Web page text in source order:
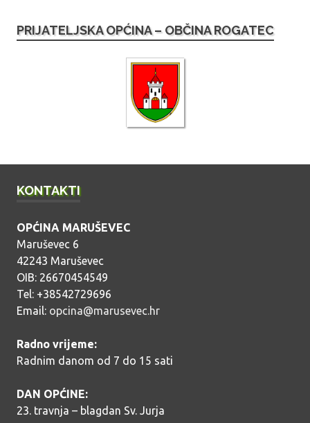
v
PRIJATELJSKA OPĆINA – OBČINA ROGATEC
KONTAKTI
OPĆINA MARUŠEVEC
Maruševec 6
42243 Maruševec
OIB: 26670454549
Tel: +38542729696
Email: opcina@marusevec.hr
Radno vrijeme:
Radnim danom od 7 do 15 sati
DAN OPĆINE:
23. travnja – blagdan Sv. Jurja